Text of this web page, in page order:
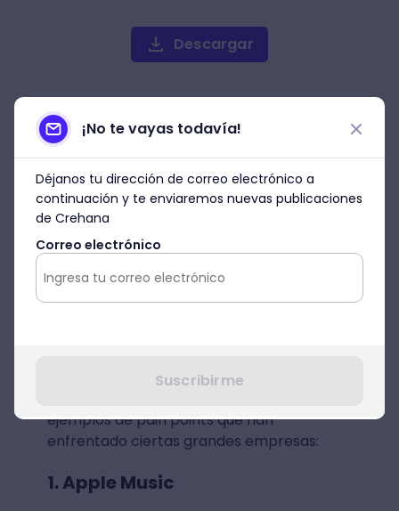
Descargar
dolor para analizar
ejemplos de pain points que han
enfrentado ciertas grandes empresas:
1. Apple Music
¡No te vayas todavía!
Déjanos tu dirección de correo electrónico a
continuación y te enviaremos nuevas publicaciones
de Crehana
Correo electrónico
Suscribirme